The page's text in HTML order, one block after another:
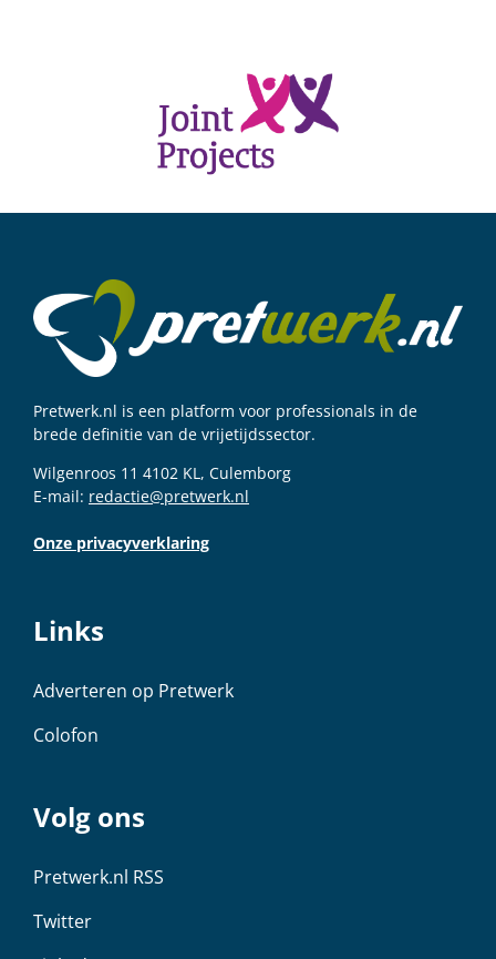
Pretwerk.nl is een platform voor professionals in de
brede definitie van de vrijetijdssector.
Wilgenroos 11 4102 KL, Culemborg
E-mail: redactie@pretwerk.nl
Onze privacyverklaring
Links
Adverteren op Pretwerk
Colofon
Volg ons
Pretwerk.nl RSS
Twitter